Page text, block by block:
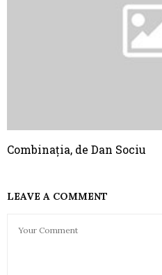
Combinația, de Dan Sociu
LEAVE A COMMENT